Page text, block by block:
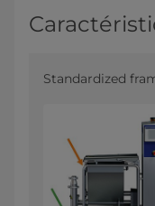
Standardized